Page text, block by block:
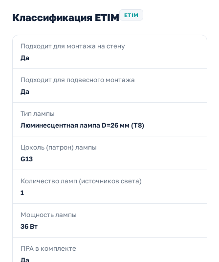
Классификация ETIM ETIM
Подходит для монтажа на стену
Да
Подходит для подвесного монтажа
Да
Тип лампы
Люминесцентная лампа D=26 мм (T8)
Цоколь (патрон) лампы
G13
Количество ламп (источников света)
1
Мощность лампы
36 Вт
ПРА в комплекте
Да